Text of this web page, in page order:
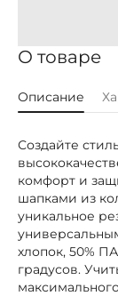
О товаре
Описание
Создайте
комфорт и
шапками из
уникальное
хлопок, 50%
градусов.